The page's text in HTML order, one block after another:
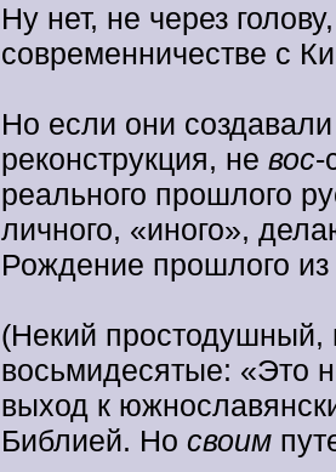
Ну нет, не через
современничестве с
Но если они
реконструкция, не вос-
реального прошлого
личного, «иного»,
Рождение прошлого
(Некий простодушный,
восьмидесятые: «Это
выход к
Библией. Но своим